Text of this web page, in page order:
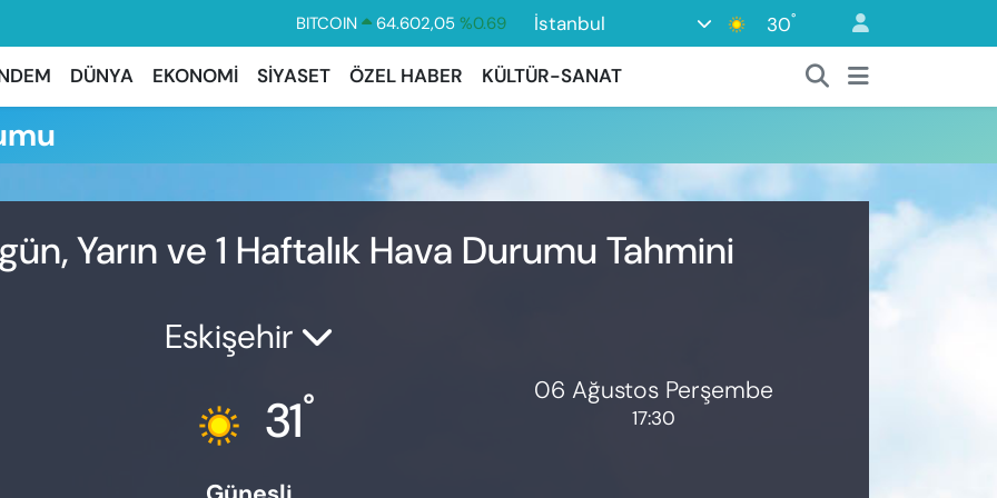
BITCOIN 64.602,05 %0.69
DOLAR
47,6006 %0.06
EURO
55,0250 %0.02
GRAM ALTIN
6513.94 %0.32
İstanbul 30°
DÜNYA EKONOMİ SİYASET ÖZEL HABER KÜLTÜR-SANAT
Yarın ve 1 Haftalık Hava Durumu Tahmini
Eskişehir
31° 06 Ağustos Perşembe
17:30